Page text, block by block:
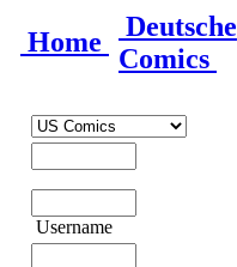
Home
Deutsche
Comics
Username